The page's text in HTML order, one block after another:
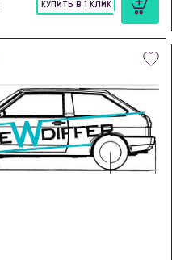
КУПИТЬ В 1 КЛИК